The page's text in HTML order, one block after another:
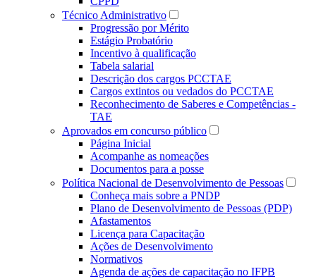
Técnico Administrativo
Progressão por Mérito
Estágio Probatório
Incentivo à qualificação
Tabela salarial
Descrição dos cargos PCCTAE
Cargos extintos ou vedados do PCCTAE
Reconhecimento de Saberes e Competências -
TAE
Aprovados em concurso público
Página Inicial
Acompanhe as nomeações
Documentos para a posse
Política Nacional de Desenvolvimento de Pessoas
Conheça mais sobre a PNDP
Plano de Desenvolvimento de Pessoas (PDP)
Afastamentos
Licença para Capacitação
Ações de Desenvolvimento
Normativos
Agenda de ações de capacitação no IFPB